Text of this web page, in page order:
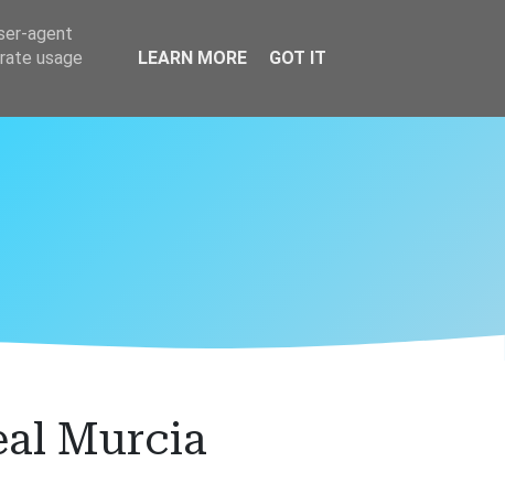
Murcia
agent
usage
LEARN MORE GOT IT